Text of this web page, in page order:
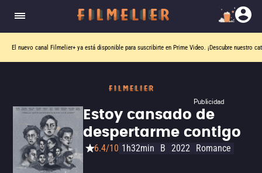
El nuevo canal Filmelier+ ya está disponible para suscribirte en Prime Video. ¡Descubre nuestro
Publicidad
Estoy cansado de
despertarme contigo
6.4/10 1h32min B 2022 Romance